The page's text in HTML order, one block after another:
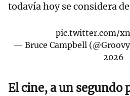
todavía hoy se considera
pic.twitter.com/
— Bruce Campbell
2026
El cine, a un segundo